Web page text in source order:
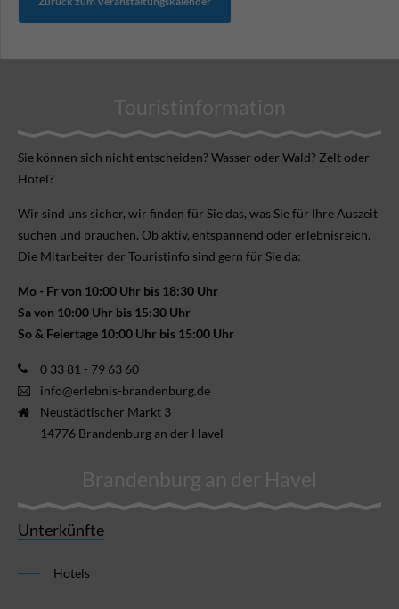
Touristinformation
Sie können sich nicht ent­scheiden? Wasser oder Wald? Zelt oder
Hotel?
Wir sind uns sicher, wir finden für Sie das, was Sie für Ihre Aus­zeit
suchen und brauchen. Ob aktiv, ent­spannend oder erlebnis­reich.
Die Mitarbeiter der Touristinfo sind gern für Sie da:
Mo - Fr von 10:00 Uhr bis 18:30 Uhr
Sa von 10:00 Uhr bis 15:30 Uhr
So & Feiertage 10:00 Uhr bis 15:00 Uhr
0 33 81 - 79 63 60
info@erlebnis-brandenburg.de
Neustädtischer Markt 3
14776 Brandenburg an der Havel
Brandenburg an der Havel
Unterkünfte
Hotels